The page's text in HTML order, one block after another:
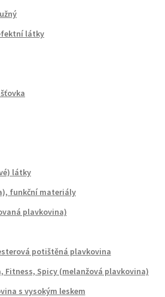
látky
látky
funkční materiály
plavkovina)
potištěná plavkovina
Fitness, Spicy (melanžová plavkovina)
s vysokým leskem